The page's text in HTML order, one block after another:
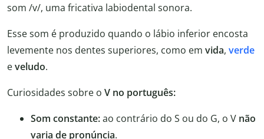
som /v/, uma fricativa labiodental sonora.
Esse som é produzido quando o lábio inferior encosta
levemente nos dentes superiores, como em vida, verde
eveludo.
Curiosidades sobre o V no português:
Som constante:ao contrário do S ou do G, o V não
varia de pronúncia.